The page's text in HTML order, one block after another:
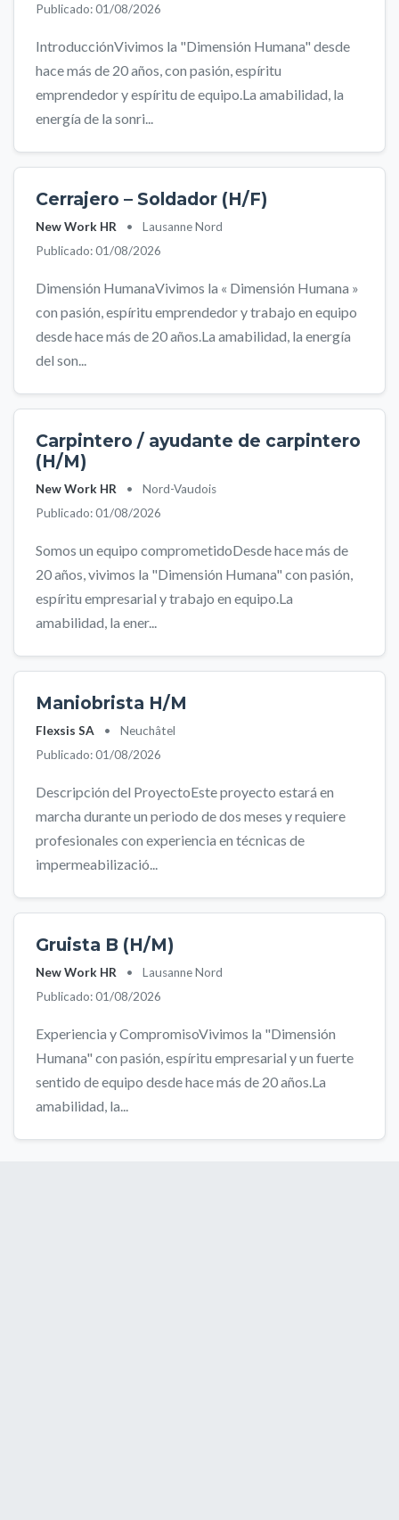
Publicado: 01/08/2026
IntroducciónVivimos la "Dimensión Humana" desde
hace más de 20 años, con pasión, espíritu
emprendedor y espíritu de equipo.La amabilidad, la
energía de la sonri...
Cerrajero – Soldador (H/F)
New Work HR •
Lausanne Nord
Publicado: 01/08/2026
Dimensión HumanaVivimos la « Dimensión Humana »
con pasión, espíritu emprendedor y trabajo en equipo
desde hace más de 20 años.La amabilidad, la energía
del son...
Carpintero / ayudante de carpintero
(H/M)
New Work HR •
Nord-Vaudois
Publicado: 01/08/2026
Somos un equipo comprometidoDesde hace más de
20 años, vivimos la "Dimensión Humana" con pasión,
espíritu empresarial y trabajo en equipo.La
amabilidad, la ener...
Maniobrista H/M
Flexsis SA •
Neuchâtel
Publicado: 01/08/2026
Descripción del ProyectoEste proyecto estará en
marcha durante un periodo de dos meses y requiere
profesionales con experiencia en técnicas de
impermeabilizació...
Gruista B (H/M)
New Work HR •
Lausanne Nord
Publicado: 01/08/2026
Experiencia y CompromisoVivimos la "Dimensión
Humana" con pasión, espíritu empresarial y un fuerte
sentido de equipo desde hace más de 20 años.La
amabilidad, la...